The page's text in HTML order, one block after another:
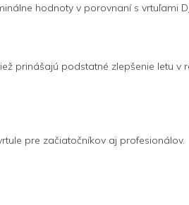
hodnoty v porovnaní s vrtuľami
prinášajú podstatné zlepšenie letu v
pre začiatočníkov aj profesionálov.